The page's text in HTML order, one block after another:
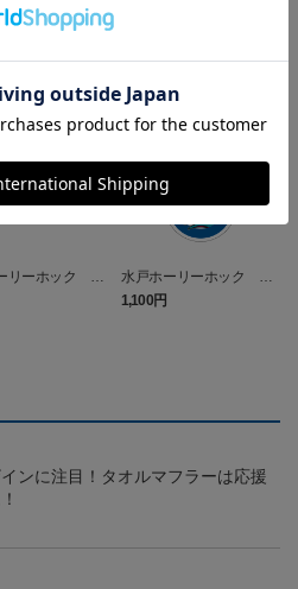
リーホック ボ
タオルマフラー
NEW
水戸ホーリーホック ボ
ーマンダ キーホルダー
1,100円
ンに注目！タオルマフラーは応援